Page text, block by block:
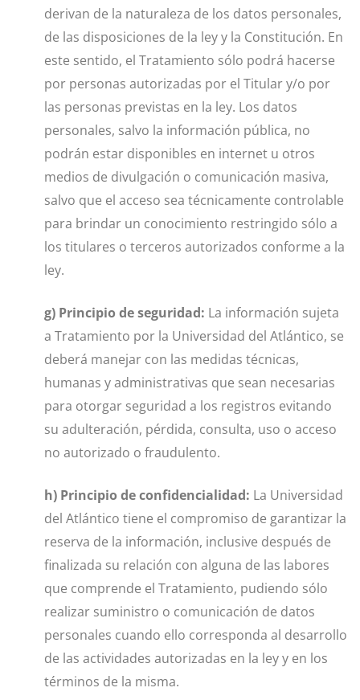
derivan de la naturaleza de los datos personales,
de las disposiciones de la ley y la Constitución. En
este sentido, el Tratamiento sólo podrá hacerse
por personas autorizadas por el Titular y/o por
las personas previstas en la ley. Los datos
personales, salvo la información pública, no
podrán estar disponibles en internet u otros
medios de divulgación o comunicación masiva,
salvo que el acceso sea técnicamente controlable
para brindar un conocimiento restringido sólo a
los titulares o terceros autorizados conforme a la
ley.
g) Principio de seguridad: La información sujeta
a Tratamiento por la Universidad del Atlántico, se
deberá manejar con las medidas técnicas,
humanas y administrativas que sean necesarias
para otorgar seguridad a los registros evitando
su adulteración, pérdida, consulta, uso o acceso
no autorizado o fraudulento.
h) Principio de confidencialidad: La Universidad
del Atlántico tiene el compromiso de garantizar la
reserva de la información, inclusive después de
finalizada su relación con alguna de las labores
que comprende el Tratamiento, pudiendo sólo
realizar suministro o comunicación de datos
personales cuando ello corresponda al desarrollo
de las actividades autorizadas en la ley y en los
términos de la misma.